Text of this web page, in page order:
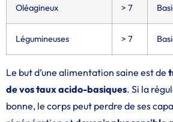
Oléagineux > 7
Légumineuses > 7
Le but d’une alimentation saine est de
de vos taux acido-basiques. Si la
bonne, le corps peut perdre de ses